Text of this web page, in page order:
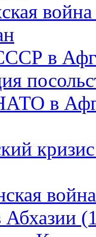
в
в